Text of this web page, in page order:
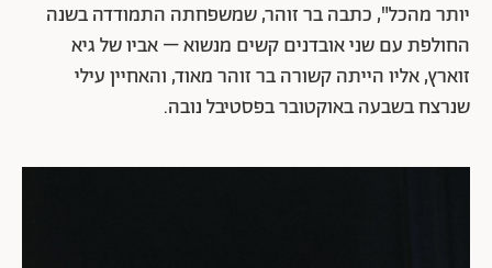
יותר מהכל", כתבה בר זוהר, שמשפחתה התמודדה בשנה
החולפת עם שני אובדנים קשים מנשוא – אביו של גיא
זוארץ, אליו הייתה קשורה בר זוהר מאוד, והאחיין עילי
שנרצח בשבעה באוקטובר בפסטיבל נובה.